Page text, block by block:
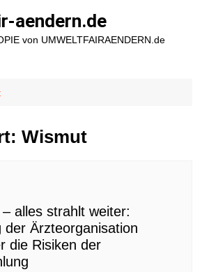
aendern.de
von UMWELTFAIRAENDERN.de
Wismut
alles strahlt weiter:
der Ärzteorganisation
die Risiken der